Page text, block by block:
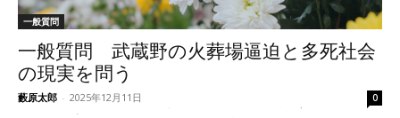
一般質問
一般質問 武蔵野の火葬場逼迫と多死社会
の現実を問う
藪原太郎 - 2025年12月11日 0